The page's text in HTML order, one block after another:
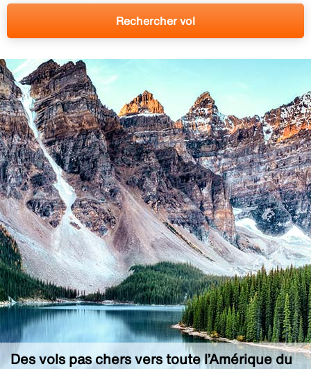
Rechercher vol
Des vols pas chers vers toute l’Amérique du